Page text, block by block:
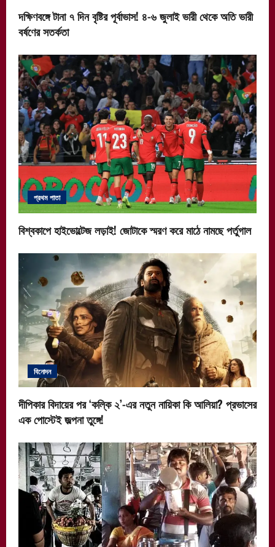
দক্ষিণবঙ্গে টানা ৭ দিন বৃষ্টির পূর্বাভাস! ৪-৬ জুলাই ভারী থেকে অতি ভারী
বর্ষণের সতর্কতা
প্রথম পাতা
বিশ্বকাপে হাইভোল্টেজ লড়াই! জোটাকে স্মরণ করে মাঠে নামছে পর্তুগাল
বিনোদন
দীপিকার বিদায়ের পর ‘কল্কি ২’-এর নতুন নায়িকা কি আলিয়া? প্রভাসের
এক পোস্টেই জল্পনা তুঙ্গে!